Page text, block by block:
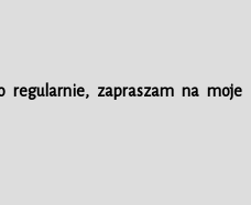
regularnie, zapraszam na moje